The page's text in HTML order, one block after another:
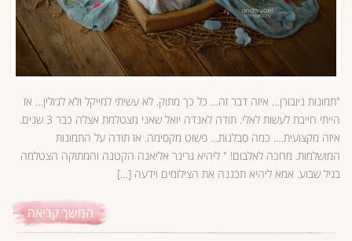
"תמונות ניובורן… איזה דבר זה… כל כך מתוק. לא עשיתי למייקל ולא לג׳ולין… אז
הייתי חייבת לעשות לאלי. תודה לאנדה יואל שאני מצטלמת אצלה כבר 3 שנים.
איזה מקצועית…. כמה סבלנות… פשוט מקסימה. אז תודה על התמונות
המושלמות. מחכה לאלבום! " ליהיא גרינר אליאנה הקטנה והמתוקה הצטלמה
בגיל שבוע. אמא ליהיא תכננה את הצילומים וידעה […]
המשך קריאה